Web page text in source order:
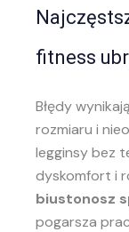
fitness
Błędy
rozmiaru i
legginsy bez
dyskomfort i
biustonosz
pogarsza